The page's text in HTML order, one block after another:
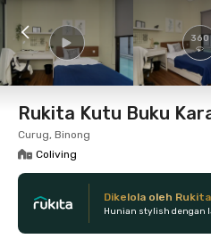
360
10 Agt 26 - Belum
Foto Fasilitas bersama
Rukita Kutu Buku
Curug, Binong
Coliving
Dikelola oleh Rukita
Hunian stylish dengan